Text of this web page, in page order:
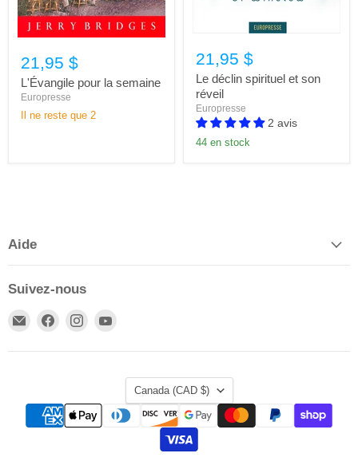
21,95 $
L'Évangile pour la semaine
Europresse
Il ne reste que 2
21,95 $
Le déclin spirituel et son
réveil
Europresse
2 avis
44 en stock
Aide
Suivez-nous
Email
Trouvez-Trouvez-
Pays
Canada (CAD $)